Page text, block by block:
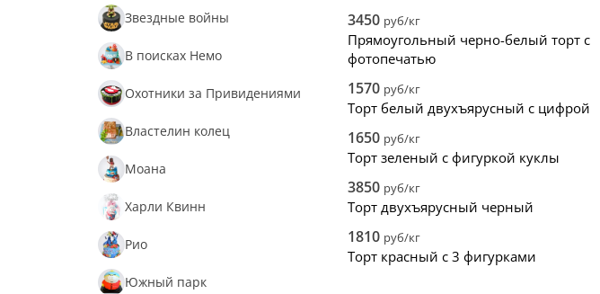
Звездные войны
В поисках Немо
Охотники за Привидениями
Властелин колец
Моана
Харли Квинн
Рио
Южный парк
3450 руб/кг
Прямоугольный черно-белый торт с
фотопечатью
1570 руб/кг
Торт белый двухъярусный с цифрой
1650 руб/кг
Торт зеленый с фигуркой куклы
3850 руб/кг
Торт двухъярусный черный
1810 руб/кг
Торт красный с 3 фигурками